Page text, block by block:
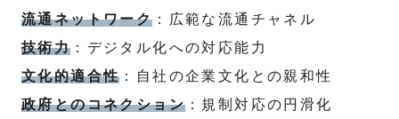
流通ネットワーク ：広範な流通チャネル
技術力 ：デジタル化への対応能力
文化的適合性 ：自社の企業文化との親和性
政府とのコネクション ：規制対応の円滑化